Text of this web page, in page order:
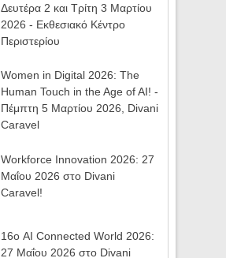
Δευτέρα 2 και Τρίτη 3 Μαρτίου
2026 - Εκθεσιακό Κέντρο
Περιστερίου
Women in Digital 2026: The
Human Touch in the Age of AI! -
Πέμπτη 5 Μαρτίου 2026, Divani
Caravel
Workforce Innovation 2026: 27
Μαΐου 2026 στο Divani
Caravel!
16ο AI Connected World 2026:
27 Μαΐου 2026 στο Divani